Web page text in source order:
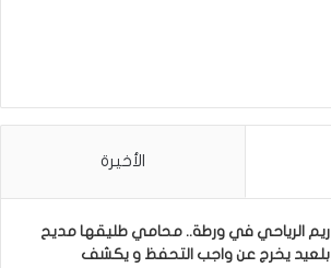
الأخيرة
ريم الرياحي في ورطة.. محامي طليقها مديح
بلعيد يخرج عن واجب التحفظ و يكشف